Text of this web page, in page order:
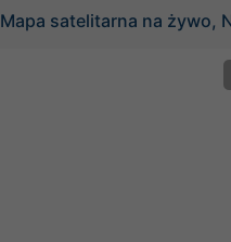
Mapa satelitarna na żywo,